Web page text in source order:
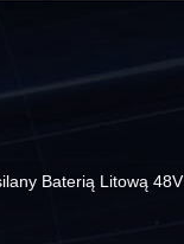
Baterią Litową 48V